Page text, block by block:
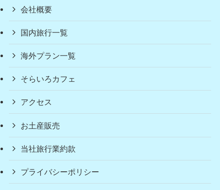
会社概要
国内旅行一覧
海外プラン一覧
そらいろカフェ
アクセス
お土産販売
当社旅行業約款
プライバシーポリシー